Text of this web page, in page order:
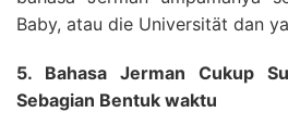
Baby, atau die Universität dan
5. Bahasa Jerman Cukup
Sebagian Bentuk waktu